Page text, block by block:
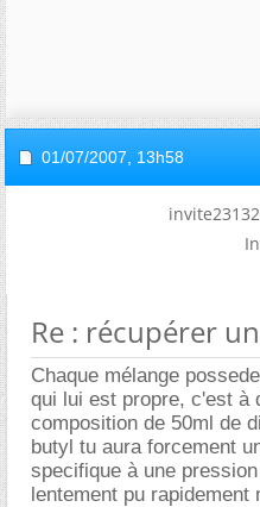
01/07/2007, 13h58
Re : récupérer
Chaque mélange
qui lui est propre, c'est à
composition de 50ml de
butyl tu aura forcement
specifique à une
lentement pu rapidement